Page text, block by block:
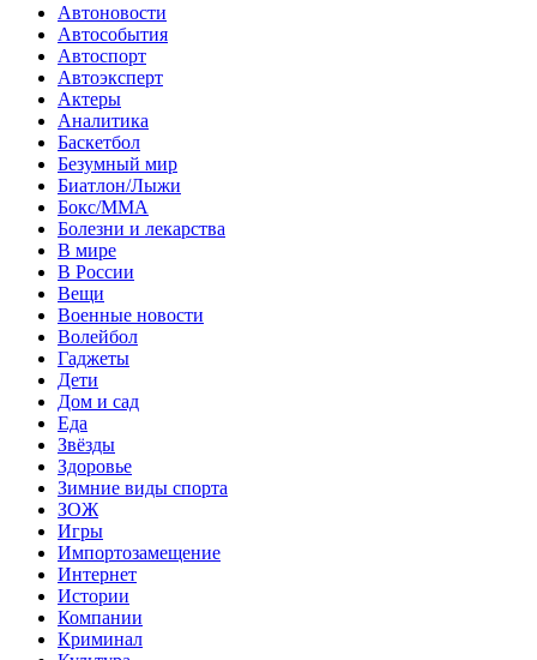
Автоновости
Автособытия
Автоспорт
Автоэксперт
Актеры
Аналитика
Баскетбол
Безумный мир
Биатлон/Лыжи
Бокс/MMA
Болезни и лекарства
В мире
В России
Вещи
Военные новости
Волейбол
Гаджеты
Дети
Дом и сад
Еда
Звёзды
Здоровье
Зимние виды спорта
ЗОЖ
Игры
Импортозамещение
Интернет
Истории
Компании
Криминал